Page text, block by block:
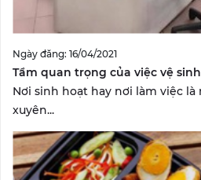
Ngày đăng: 16/04/2021
Tầm quan trọng của việc vệ
Nơi sinh hoạt hay nơi làm việc
xuyên...